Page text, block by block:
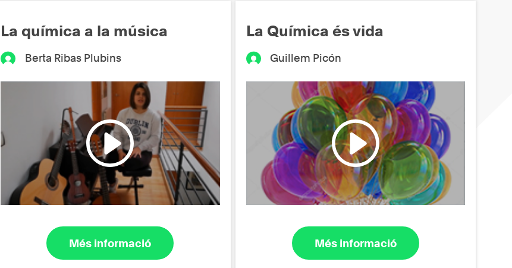
La química a la música
Berta Ribas Plubins
Més informació
La Química és vida
Guillem Picón
Més informació